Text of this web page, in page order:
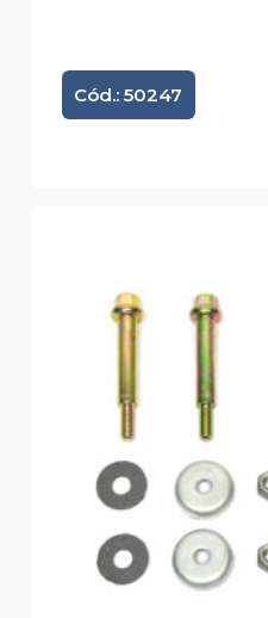
Cód.: 50247